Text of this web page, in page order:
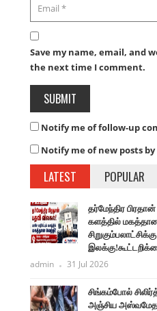
Save my name, email, and
the next time I comment.
Notify me of follow-up
Notify me of new posts
LATEST POPULAR
தர்மேந்திர
களத்தில் மகத்தான
admin 31 Jul 2026
சிங்கம்போல்
அஞ்சிய அஸ்வமேத